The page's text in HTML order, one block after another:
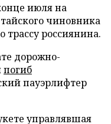
июля на
чиновника
трассу россиянина.
дорожно-
погиб
пауэрлифтер
управлявшая